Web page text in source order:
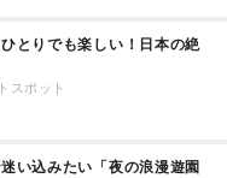
とりでも楽しい！日本の絶
スポット
い込みたい「夜の浪漫遊園